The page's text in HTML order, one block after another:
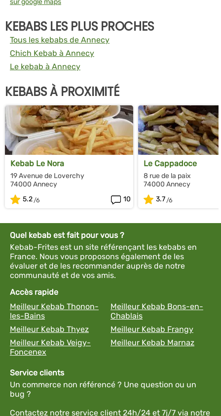
KEBABS LES PLUS PROCHES
Tous les kebabs de Annecy
Chich Kebab à Annecy
Le kebab à Annecy
KEBABS À PROXIMITÉ
Kebab Le Nora
19 Avenue de Loverchy
74000 Annecy
5.2
10
Le Cappadoce
8 rue de la paix
74000 Annecy
3.7
Quel kebab est fait pour vous ?
Kebab-Frites est un site référençant les kebabs en
France. Nous vous proposons également de les
évaluer et de les recommander auprès de notre
communauté et de vos amis.
Accès rapide
Meilleur Kebab Thonon-
les-Bains
Meilleur Kebab Bons-en-
Chablais
Meilleur Kebab Thyez
Meilleur Kebab Frangy
Meilleur Kebab Veigy-
Foncenex
Meilleur Kebab Marnaz
Service clients
Un commerce non référencé ? Une question ou un
bug ?
Contactez notre service client 24h/24 et 7j/7 via notre